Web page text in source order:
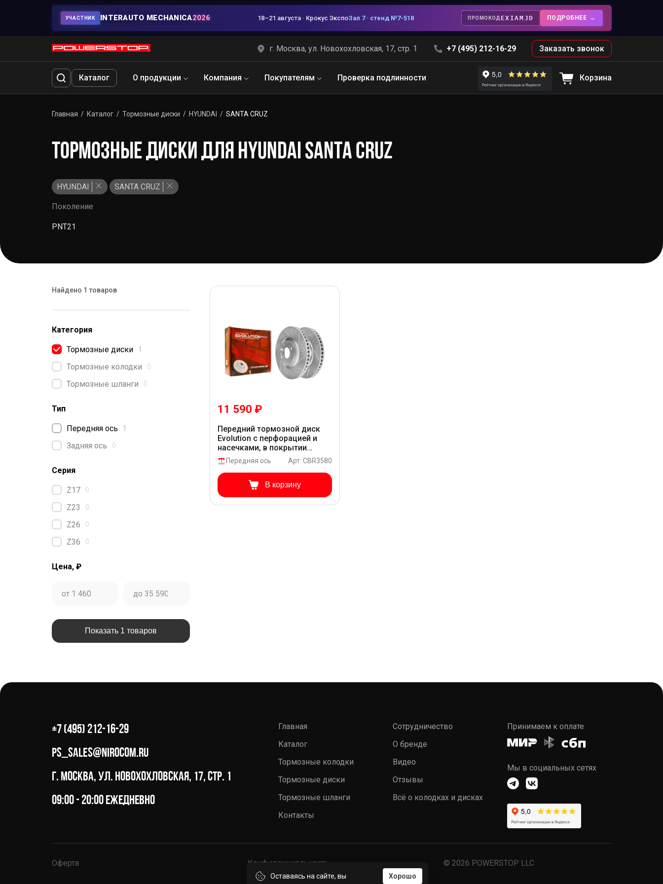
УЧАСТНИК INTERAUTO MECHANICA2026 18–21 августа · Крокус ЭкспоЗал 7 · стенд №7-518 ПРОМОКОД EXIAMJD ПОДРОБНЕЕ
г. Москва, ул. Новохохловская, 17, стр. 1 +7 (495) 212-16-29 Заказать звонок
Каталог О продукции Компания Покупателям Проверка подлинности Корзина
Главная Каталог Тормозные диски HYUNDAI SANTA CRUZ
ТОРМОЗНЫЕ ДИСКИ ДЛЯ HYUNDAI SANTA CRUZ
HYUNDAI SANTA CRUZ
Поколение
PNT21
Найдено 1 товаров
Категория
Тормозные диски 1
Тормозные колодки 0
Тормозные шланги 0
Тип
Передняя ось 1
Задняя ось 0
Серия
Z17 0
Z23 0
Z26 0
Z36 0
Цена, ₽
Показать 1 товаров
11 590 ₽
Передний тормозной диск
Evolution с перфорацией и
насечками, в покрытии
GEOMET для Hyundai SANTA
CRUZ PNT21
Передняя ось Арт: CBR3580
В корзину
+7 (495) 212-16-29
ps_sales@nirocom.ru
г. Москва, ул. Новохохловская, 17, стр. 1
09:00 - 20:00 ежедневно
Главная
Каталог
Тормозные колодки
Тормозные диски
Тормозные шланги
Контакты
Сотрудничество
О бренде
Видео
Отзывы
Всё о колодках и дисках
Принимаем к оплате
Мы в социальных сетях
Оферта Конфиденциальность © 2026 POWERSTOP LLC
Оставаясь на сайте, вы
Хорошо